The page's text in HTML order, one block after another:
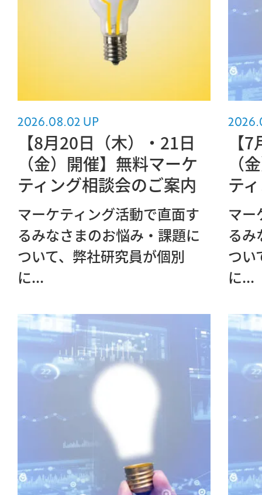
2026.08.02 UP
【8月20日（木）・21日
（金）開催】無料マーケ
ティング相談会のご案内
マーケティング活動で直面す
るみなさまのお悩み・課題に
ついて、弊社研究員が個別
に...
【
（
テ
マー
るみ
つい
に...